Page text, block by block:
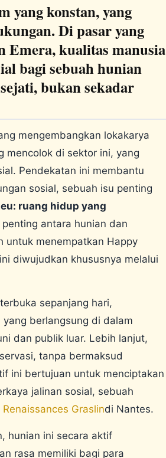
yang konstan, yang
Di pasar yang
Emera, kualitas manusia
bagi sebuah hunian
bukan sekadar
mengembangkan lokakarya
mencolok di sektor ini, yang
Pendekatan ini membantu
sosial, sebuah isu penting
ruang hidup yang
antara hunian dan
untuk menempatkan Happy
diwujudkan khususnya melalui
sepanjang hari,
berlangsung di dalam
dan publik luar. Lebih lanjut,
tanpa bermaksud
ini bertujuan untuk menciptakan
jalinan sosial, sebuah
Renaissances Graslindi Nantes.
hunian ini secara aktif
rasa memiliki bagi para